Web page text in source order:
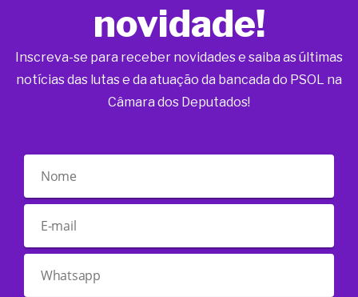
novidade!
Inscreva-se para receber novidades e saiba as últimas
notícias das lutas e da atuação da bancada do PSOL na
Câmara dos Deputados!